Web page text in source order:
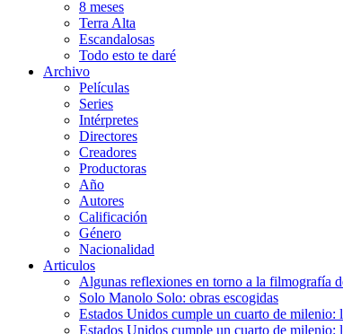
8 meses
Terra Alta
Escandalosas
Todo esto te daré
Archivo
Películas
Series
Intérpretes
Directores
Creadores
Productoras
Año
Autores
Calificación
Género
Nacionalidad
Articulos
Algunas reflexiones en torno a la filmografía
Solo Manolo Solo: obras escogidas
Estados Unidos cumple un cuarto de
Estados Unidos cumple un cuarto de